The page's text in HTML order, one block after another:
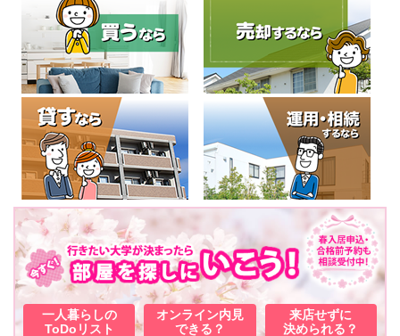
一人暮らしの
ToDoリスト
オンライン内見
できる？
来店せずに
決められる？